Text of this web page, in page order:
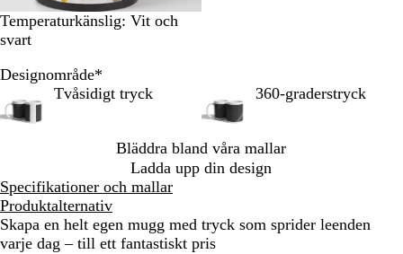
Temperaturkänslig: Vit och
svart
Designområde*
Tvåsidigt tryck
360-graderstryck
Bläddra bland våra mallar
Ladda upp din design
Specifikationer och mallar
Produktalternativ
Skapa en helt egen mugg med tryck som sprider leenden
varje dag – till ett fantastiskt pris